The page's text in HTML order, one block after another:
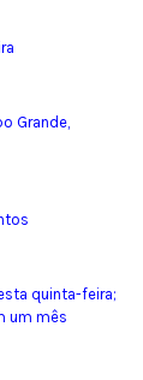
Grande,
quinta-feira;
um mês